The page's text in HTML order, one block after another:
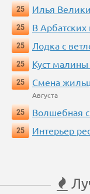
25
Илья
25
В Арбатских
25
Лодка с
25
Куст
25
Смена
Августа
25
Волшебная
25
Интерьер